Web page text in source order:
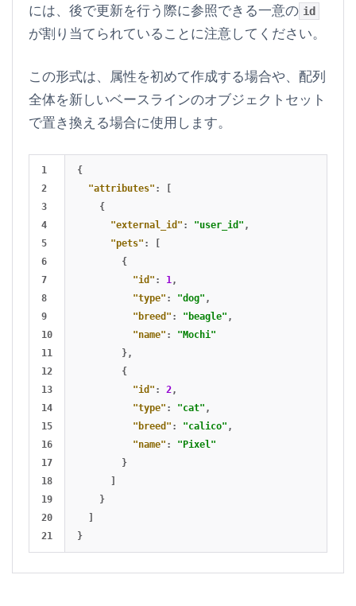
には、後で更新を行う際に参照できる一意の id
が割り当てられていることに注意してください。
この形式は、属性を初めて作成する場合や、配列
全体を新しいベースラインのオブジェクトセット
で置き換える場合に使用します。
1
2
3
4
5
6
7
8
9
10
11
12
13
14
15
16
17
18
19
20
{
"attributes" :
{
"external_id" : "user_id" ,
"pets" :
{
"id" : 1,
"type" : "dog" ,
"breed" : "beagle" ,
"name" :
"Mochi"
},
{
"id" : 2,
"type" : "cat" ,
"breed" : "calico" ,
"name" :
"Pixel"
}
}
}